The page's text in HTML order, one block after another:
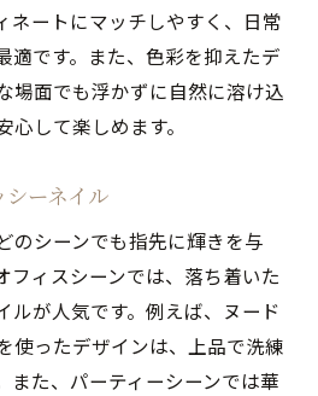
ネートにマッチしやすく、日常
適です。また、色彩を抑えたデ
場面でも浮かずに自然に溶け込
して楽しめます。
シーネイル
のシーンでも指先に輝きを与
フィスシーンでは、落ち着いた
ルが人気です。例えば、ヌード
使ったデザインは、上品で洗練
また、パーティーシーンでは華